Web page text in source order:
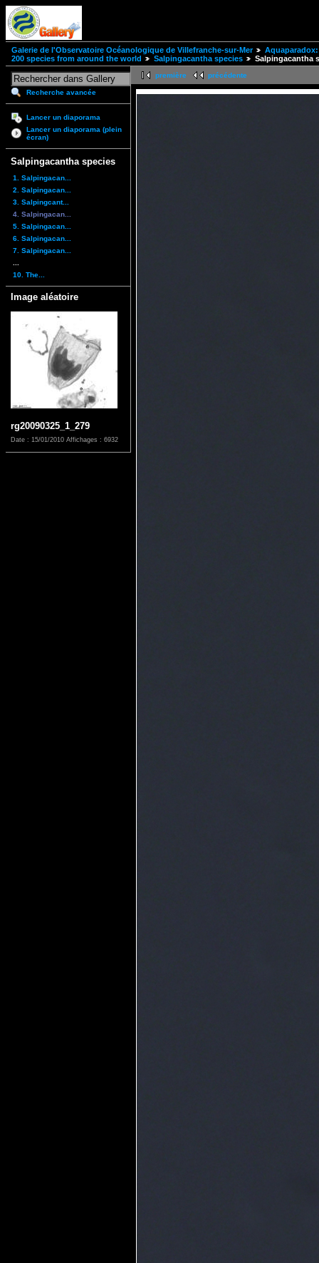
Galerie de l'Observatoire Océanologique de Villefranche-sur-Mer
200 species from around the world
Salpingacantha species Salpingacantha
Recherche avancée
Lancer un diaporama
Lancer un diaporama (plein
écran)
Salpingacantha species
1. Salpingacan...
2. Salpingacan...
3. Salpingcant...
4. Salpingacan...
5. Salpingacan...
6. Salpingacan...
7. Salpingacan...
10. The...
Image aléatoire
rg20090325_1_279
Date : 15/01/2010 Affichages : 6932
première précédente